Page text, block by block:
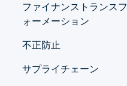
ファイナンストランスフ
ォーメーション
不正防止
サプライチェーン